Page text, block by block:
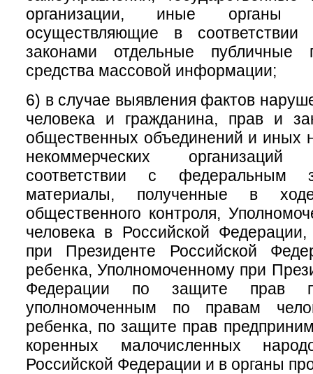
организации, иные органы
осуществляющие в
законами отдельные
средства массовой информации;
6) в случае выявления фактов
человека и гражданина, прав и
общественных объединений и иных
некоммерческих
соответствии с федеральным
материалы, полученные в
общественного контроля,
человека в Российской
при Президенте Российской
ребенка, Уполномоченному при
Федерации по защите прав
уполномоченным по правам
ребенка, по защите прав
коренных малочисленных
Российской Федерации и в органы